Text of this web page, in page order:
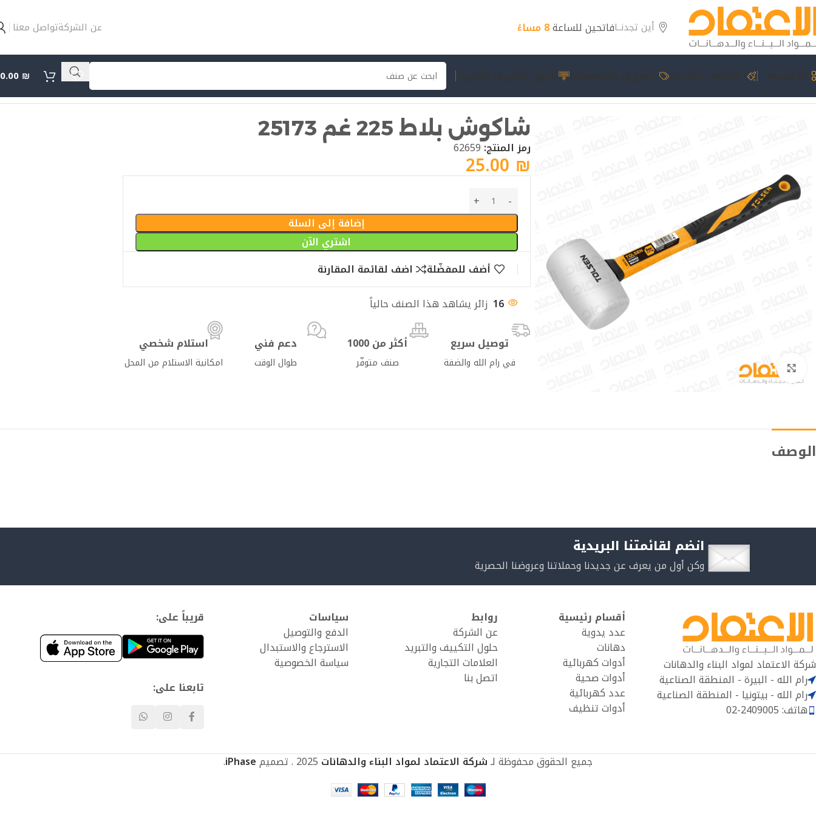
أين تجدنــافاتحين للساعة8 مساءً عن الشركةتواصل معنا
0.00 ₪
Click to enlarge
شاكوش بلاط 225 غم 25173
رمز المنتج:62659
25.00 ₪
إضافة إلى السلة
اشتري الآن
أضف للمفضّلة
اضف لقائمة المقارنة
16 زائر يشاهد هذا الصنف حالياً
توصيل سريع
في رام الله والضفة
أكثر من 1000
صنف متوفّر
دعم فني
طوال الوقت
استلام شخصي
امكانية الاستلام من المحل
الوصف
انضم لقائمتنا البريدية
وكن أول من يعرف عن جديدنا وحملاتنا وعروضنا الحصرية
شركة الاعتماد لمواد البناء والدهانات
رام الله - البيرة - المنطقة الصناعية
رام الله - بيتونيا - المنطقة الصناعية
هاتف: 2409005-02
أقسام رئيسية
عدد يدوية
دهانات
أدوات كهربائية
أدوات صحية
عدد كهربائية
أدوات تنظيف
روابط
عن الشركة
حلول التكييف والتبريد
العلامات التجارية
اتصل بنا
سياسات
الدفع والتوصيل
الاسترجاع والاستبدال
سياسة الخصوصية
قريباً على:
تابعنا على:
جميع الحقوق محفوظة لـشركة الاعتماد لمواد البناء والدهانات 2025 . تصميم iPhase
.